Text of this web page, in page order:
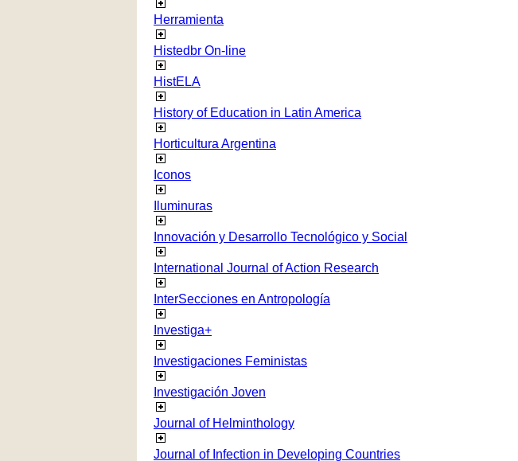
Herramienta
Histedbr On-line
HistELA
History of Education in Latin America
Horticultura Argentina
Iconos
Iluminuras
Innovación y Desarrollo Tecnológico y Social
International Journal of Action Research
InterSecciones en Antropología
Investiga+
Investigaciones Feministas
Investigación Joven
Journal of Helminthology
Journal of Infection in Developing Countries